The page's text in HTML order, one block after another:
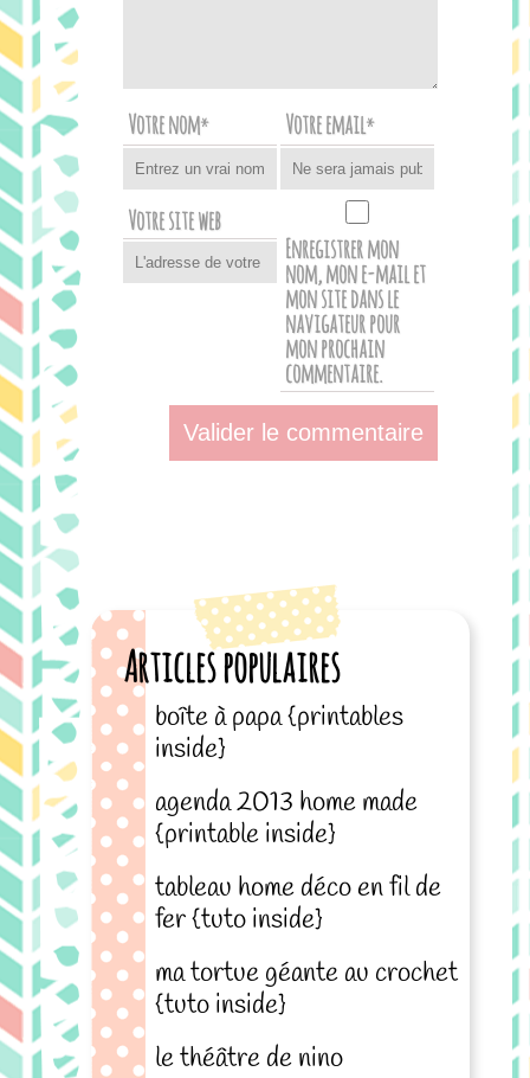
Votre nom* Votre email*
Votre site web
Enregistrer mon
nom, mon e-mail et
mon site dans le
navigateur pour
mon prochain
commentaire.
Articles populaires
boîte à papa {printables
inside}
agenda 2013 home made
{printable inside}
tableau home déco en fil de
fer {tuto inside}
ma tortue géante au crochet
{tuto inside}
le théâtre de nino